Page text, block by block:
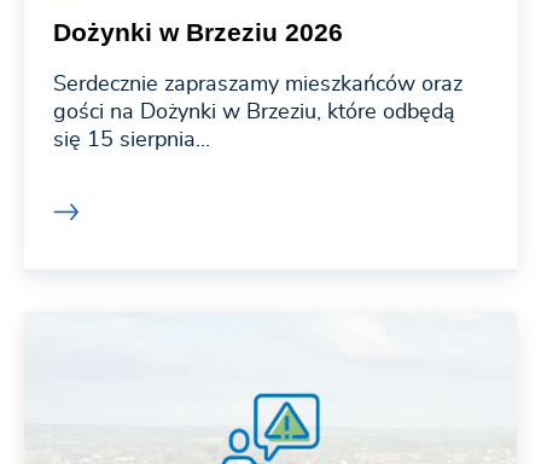
Dożynki w Brzeziu 2026
Serdecznie zapraszamy mieszkańców oraz
gości na Dożynki w Brzeziu, które odbędą
się 15 sierpnia...